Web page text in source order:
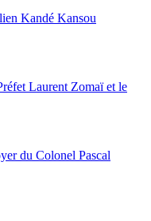
Kandé Kansou
Laurent Zomaï et le
du Colonel Pascal